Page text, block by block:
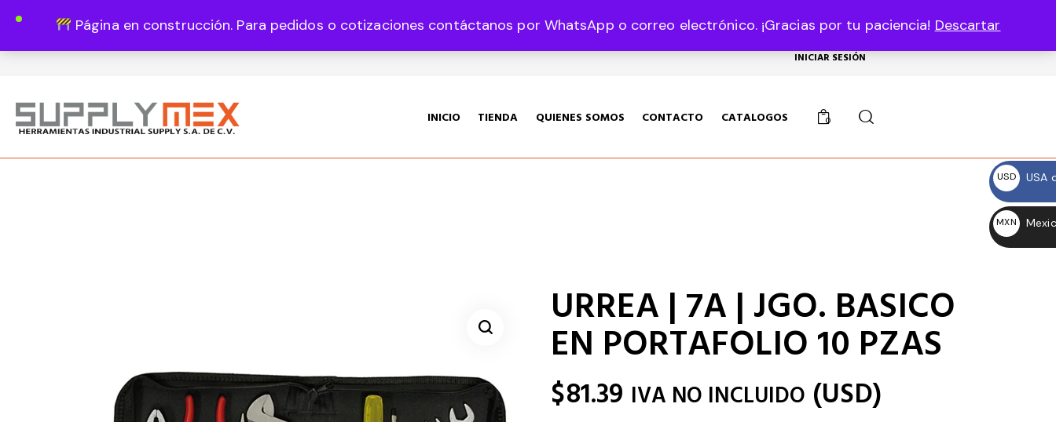
Página en construcción. Para pedidos o cotizaciones contáctanos por WhatsApp o correo electrónico. ¡Gracias por tu paciencia! Descartar
USD, $
INICIAR SESIÓN
INICIO TIENDA QUIENES SOMOS CONTACTO CATALOGOS 0
URREA | 7A | JGO. BASICO
EN PORTAFOLIO 10 PZAS
$81.39 IVA NO INCLUIDO (USD)
USD
USA
MXN